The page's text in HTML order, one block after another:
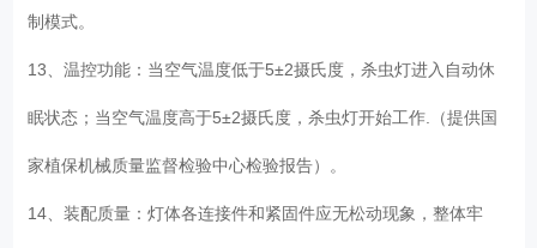
制模式。
13、温控功能：当空气温度低于5±2摄氏度，杀虫灯进入自动休
眠状态；当空气温度高于5±2摄氏度，杀虫灯开始工作.（提供国
家植保机械质量监督检验中心检验报告）。
14、装配质量：灯体各连接件和紧固件应无松动现象，整体牢